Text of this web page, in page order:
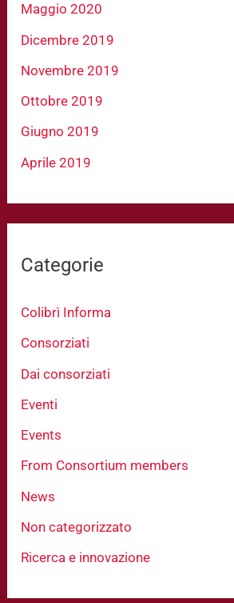
Maggio 2020
Dicembre 2019
Novembre 2019
Ottobre 2019
Giugno 2019
Aprile 2019
Categorie
Colibrì Informa
Consorziati
Dai consorziati
Eventi
Events
From Consortium members
News
Non categorizzato
Ricerca e innovazione